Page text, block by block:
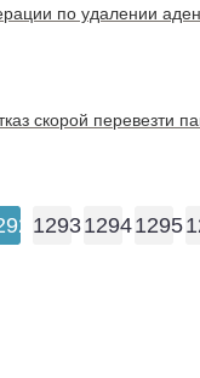
по удалении
скорой перевезти
129312941295